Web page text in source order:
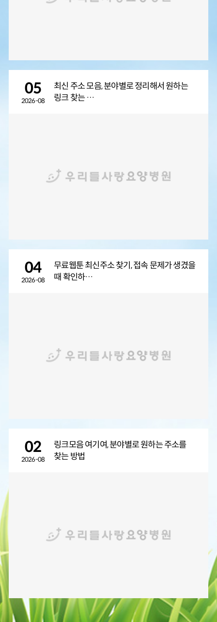
05
2026-08
최신 주소 모음, 분야별로 정리해서 원하는
링크 찾는 …
04
2026-08
무료웹툰 최신주소 찾기, 접속 문제가 생겼을
때 확인하…
02
2026-08
링크모음 여기여, 분야별로 원하는 주소를
찾는 방법